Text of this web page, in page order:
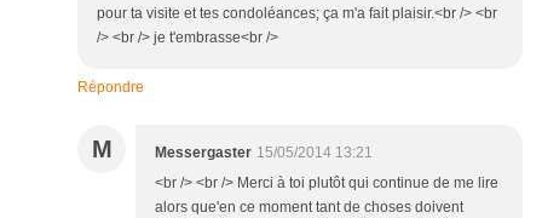
pour ta visite et tes condoléances; ça m'a fait plaisir.<br /> <br
/> <br /> je t'embrasse<br />
Répondre
M Messergaster 15/05/2014 13:21
<br /> <br /> Merci à toi plutôt qui continue de me lire
alors que'en ce moment tant de choses doivent